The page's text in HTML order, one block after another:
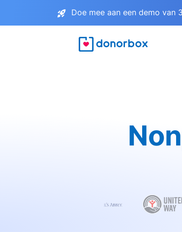
Doe mee aan een demo van